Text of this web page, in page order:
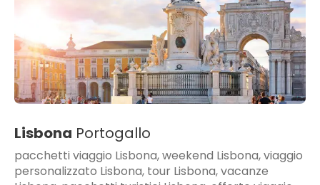
Lisbona Portogallo
pacchetti viaggio Lisbona, weekend Lisbona, viaggio
personalizzato Lisbona, tour Lisbona, vacanze